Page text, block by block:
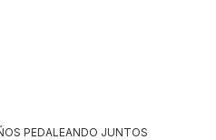
PEDALEANDO JUNTOS